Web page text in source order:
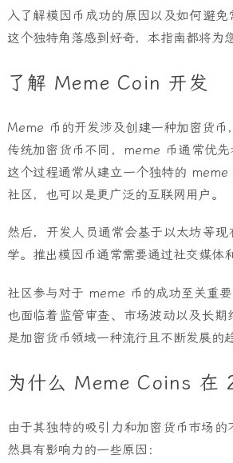
入了解模因币成功的原因以及如何避
这个独特角落感到好奇，本指南都将
了解 Meme Coin 开发
Meme 币的开发涉及创建一种加密货
传统加密货币不同，meme 币通常优
这个过程通常从建立一个独特的
社区，也可以是更广泛的互联网用户。
然后，开发人员通常会基于以太坊等
学。推出模因币通常需要通过社交媒体
社区参与对于 meme 币的成功至关重
也面临着监管审查、市场波动以及长
是加密货币领域一种流行且不断发展的趋
为什么 Meme Coins 在
由于其独特的吸引力和加密货币市场
然具有影响力的一些原因：